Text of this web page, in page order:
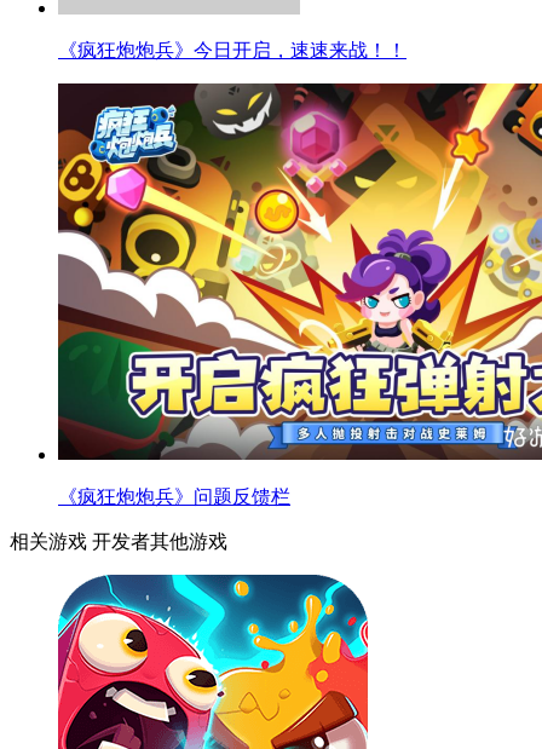
《疯狂炮炮兵》今日开启，速速来战！！
《疯狂炮炮兵》问题反馈栏
相关游戏 开发者其他游戏